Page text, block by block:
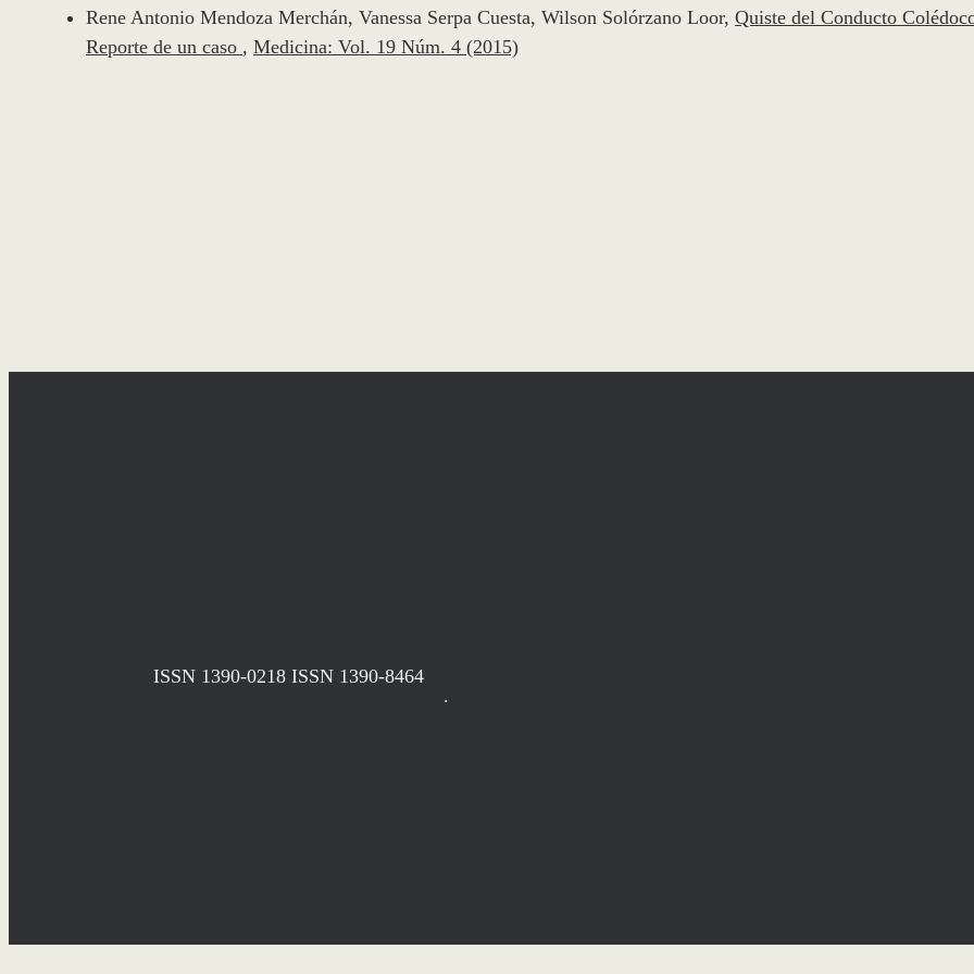
Rene Antonio Mendoza Merchán, Vanessa Serpa Cuesta, Wilson Solórzano Loor, Quiste del Conducto
Reporte de un caso , Medicina: Vol. 19 Núm. 4 (2015)
ISSN 1390-0218 ISSN 1390-8464
.